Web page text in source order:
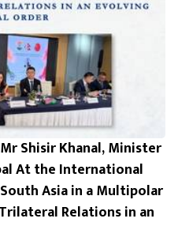
Shisir Khanal, Minister
At the International
Asia in a Multipolar
Relations in an